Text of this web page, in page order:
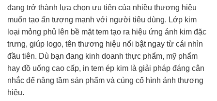
đang trở thành lựa chọn ưu tiên của nhiều thương hiệu
muốn tạo ấn tượng mạnh với người tiêu dùng. Lớp kim
loại mỏng phủ lên bề mặt tem tạo ra hiệu ứng ánh kim đặc
trưng, giúp logo, tên thương hiệu nổi bật ngay từ cái nhìn
đầu tiên. Dù bạn đang kinh doanh thực phẩm, mỹ phẩm
hay đồ uống cao cấp, in tem ép kim là giải pháp đáng cân
nhắc để nâng tầm sản phẩm và củng cố hình ảnh thương
hiệu.